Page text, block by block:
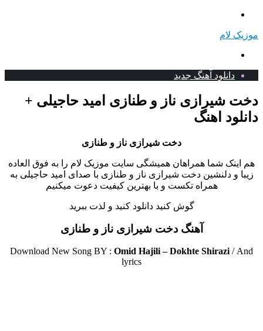
موزیک لام
دانلود آهنگ جدید
دخت شیرازی ناز و طنازی امید حاجیلی +
دانلود اهنگ
دخت شیرازی ناز و طنازی
هم اینک شما همراهان همیشگی سایت موزیک لام را به فوق العاده
زیبا و دلنشین دخت شیرازی ناز و طنازی با صدای امید حاجیلی به
همراه تکست و با بهترین کیفیت دعوت میکنیم
گوش کنید دانلود کنید و لذت ببرید
آهنگ دخت شیرازی ناز و طنازی
Download New Song BY : Omid Hajili – Dokhte Shirazi / And
lyrics